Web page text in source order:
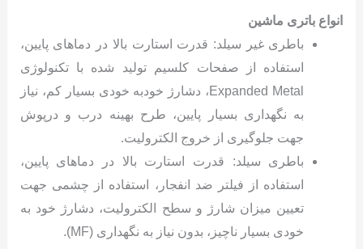
انواع باتری ماشین
باطری غیر سیلد: قدرت استارت بالا در دماهای پایین،
استفاده از صفحات کلسیم تولید شده با تکنولوژی
Expanded Metal، دشارژ خودبه خودی بسیار کم، نیاز
به نگهداری بسیار پایین، طرح بهینه درب و درپوش
جهت جلوگیری از خروج الکترولیت.
باطری سیلد: قدرت استارت بالا در دماهای پایین،
استفاده از فیلتر ضد انفجار، استفاده از چشمی جهت
تعیین میزان شارژ و سطح الکترولیت، دشارژ خود به
خودی بسیار ناچیز، بدون نیاز به نگهداری (MF).